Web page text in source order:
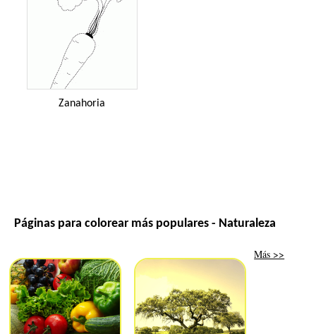
Zanahoria
Páginas para colorear más populares - Naturaleza
Más >>